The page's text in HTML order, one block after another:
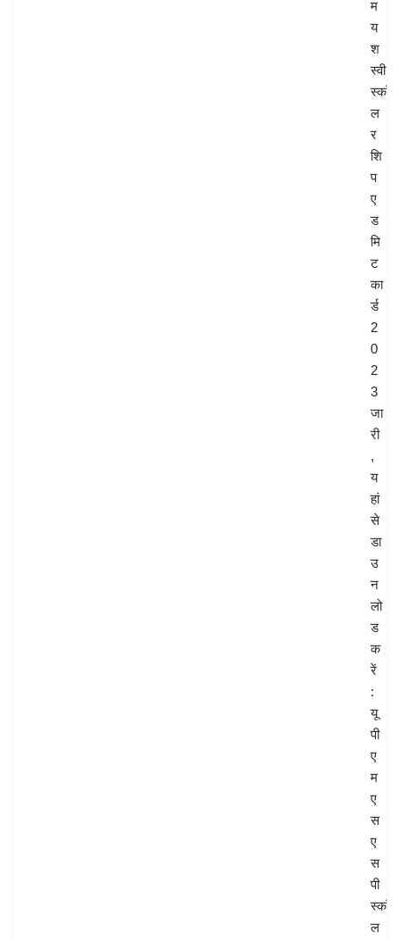
म
य
श
स्वी
स्कॉ
ल
र
शि
प
ए
ड
मि
ट
का
र्ड
2
0
2
3
जा
री
,
य
हां
से
डा
उ
न
लो
ड
क
रें
:
यू
पी
ए
म
ए
स
ए
स
पी
स्कॉ
ल